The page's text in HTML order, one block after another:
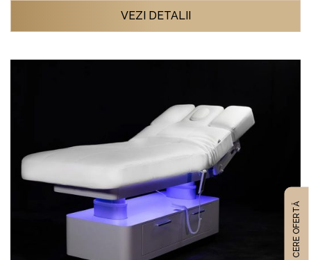
VEZI DETALII
CERE OFERTĂ